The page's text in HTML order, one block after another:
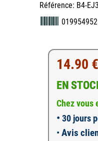
Référence: B4-
14.90 €
EN
Chez vous
• 30 jours
• Avis